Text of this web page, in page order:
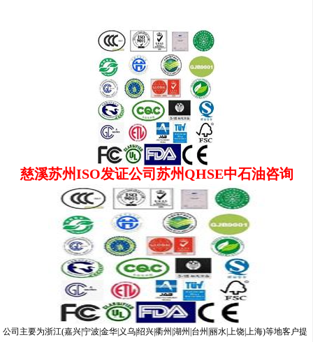
慈溪苏州ISO发证公司苏州QHSE中石油咨询
公司主要为浙江(嘉兴|宁波|金华|义乌|绍兴|衢州|湖州|台州|丽水|上饶|上海)等地客户提